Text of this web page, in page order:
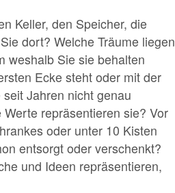
Keller, den Speicher, die
dort? Welche Träume liegen
weshalb Sie sie behalten
Ecke steht oder mit der
Jahren nicht genau
repräsentieren sie? Vor
oder unter 10 Kisten
entsorgt oder verschenkt?
und Ideen repräsentieren,